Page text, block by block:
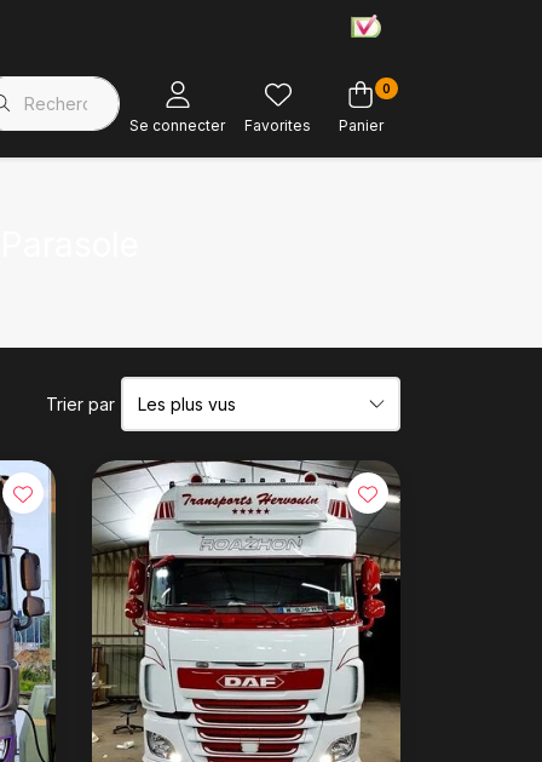
Magasin d'usine Soutien à la clientèle
Se connecter Favorites
0
Panier
Trier par